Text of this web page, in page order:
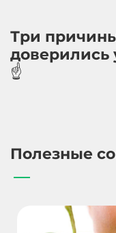
Три
доверились
☝️
Полезные